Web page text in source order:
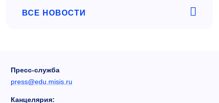
ВСЕ НОВОСТИ
Пресс-служба
press@edu.misis.ru
Канцелярия: